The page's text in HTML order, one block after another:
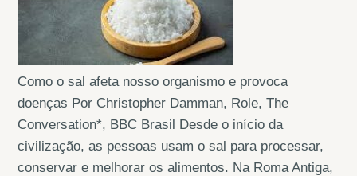
Como o sal afeta nosso organismo e provoca
doenças Por Christopher Damman, Role, The
Conversation*, BBC Brasil Desde o início da
civilização, as pessoas usam o sal para processar,
conservar e melhorar os alimentos. Na Roma Antiga,